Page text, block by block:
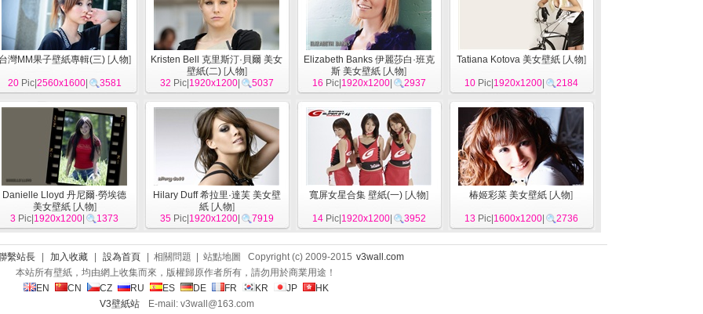
台灣MM果子壁紙專輯(三)[人物]
20Pic| 2560x1600| 3581
Kristen Bell 克里斯汀·貝爾 美女
壁紙(二)[人物]
32 Pic| 1920x1200| 5037
Elizabeth Banks 伊麗莎白·班克
斯 美女壁紙 [人物]
16 Pic| 1920x1200| 2937
Tatiana Kotova 美女壁紙[人物]
10Pic| 1920x1200| 2184
Danielle Lloyd 丹尼爾·勞埃德
美女壁紙[人物]
3 Pic| 1920x1200 1373
Hilary Duff 希拉里·達芙 美女壁
紙[人物]
35Pic| 1920x1200| 7919
寬屏女星合集 壁紙(一) [人物]
14Pic| 1920x1200| 3952
椿姬彩菜 美女壁紙 [人物]
13Pic| 1600x1200| 2736
繫站長 加入收藏 設為首頁 | 相關問題 | 站點地圖 Copyright (c) 2009-2015 v3wall.com
本站所有壁紙，均由網上收集而來，版權歸原作者所有，請勿用於商業用途！
EN
CN CZ RU ES DE FR KR JP
HK
V3壁紙站
E-mail: v3wall@163.com